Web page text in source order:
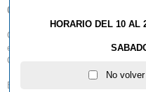
05.08.2013
Cerca de 70 jugadores han
edición del
Open dedicado a los veteranos y
Excelente ambiente entre los
HORARIO DEL 10 AL
No volver